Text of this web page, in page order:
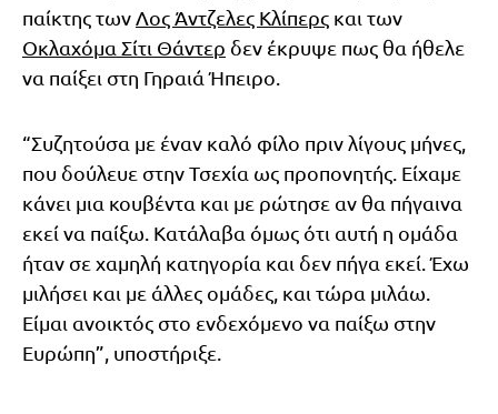
παίκτης των Λος Άντζελες Κλίπερς και των
Οκλαχόμα Σίτι Θάντερ δεν έκρυψε πως θα ήθελε
να παίξει στη Γηραιά Ήπειρο.
“Συζητούσα με έναν καλό φίλο πριν λίγους μήνες,
που δούλευε στην Τσεχία ως προπονητής. Είχαμε
κάνει μια κουβέντα και με ρώτησε αν θα πήγαινα
εκεί να παίξω. Κατάλαβα όμως ότι αυτή η ομάδα
ήταν σε χαμηλή κατηγορία και δεν πήγα εκεί. Έχω
μιλήσει και με άλλες ομάδες, και τώρα μιλάω.
Είμαι ανοικτός στο ενδεχόμενο να παίξω στην
Ευρώπη”, υποστήριξε.